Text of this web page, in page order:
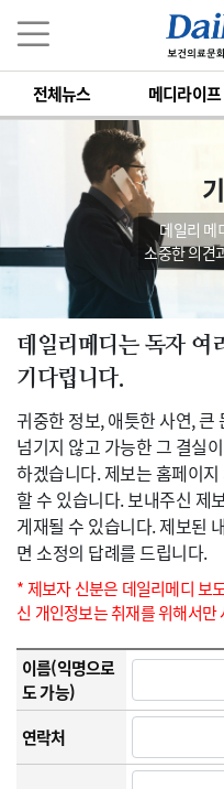
전체뉴스 메디라이프
데일리 메
소중한 의견
데일리메디는 독자 여
기다립니다.
귀중한 정보, 애틋한 사연,
넘기지 않고 가능한 그 결실
하겠습니다. 제보는 홈페이
할 수 있습니다. 보내주신 제
게재될 수 있습니다. 제보된
면 소정의 답례를 드립니다.
* 제보자 신분은 데일리메디 보
신 개인정보는 취재를 위해서만
이름(익명으로
도 가능)
연락처